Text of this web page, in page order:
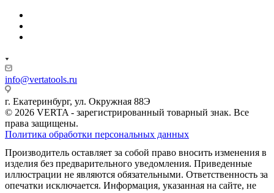
info@vertatools.ru
г. Екатеринбург, ул. Окружная 88Э
© 2026 VERTA - зарегистрированный товарный знак. Все
права защищены.
Политика обработки персональных данных
Производитель оставляет за собой право вносить изменения в
изделия без предварительного уведомления. Приведенные
иллюстрации не являются обязательными. Ответственность за
опечатки исключается. Информация, указанная на сайте, не